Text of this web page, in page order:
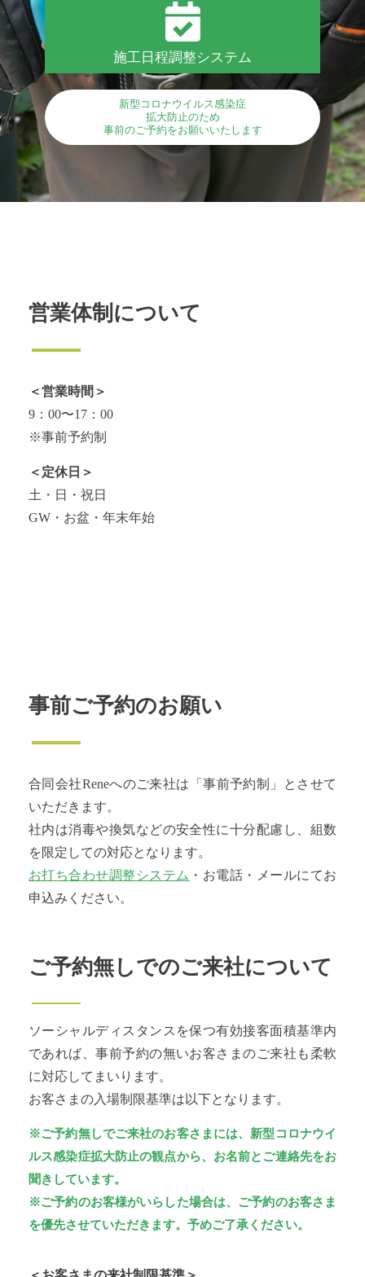
施工日程調整システム
新型コロナウイルス感染症
拡大防止のため
事前のご予約をお願いいたします
営業体制について
＜営業時間＞
9：00〜17：00
※事前予約制
＜定休日＞
土・日・祝日
GW・お盆・年末年始
事前ご予約のお願い
合同会社Reneへのご来社は「事前予約制」とさせて
いただきます。
社内は消毒や換気などの安全性に十分配慮し、組数
を限定しての対応となります。
お打ち合わせ調整システム ・お電話・メールにてお
申込みください。
ご予約無しでのご来社について
ソーシャルディスタンスを保つ有効接客面積基準内
であれば、事前予約の無いお客さまのご来社も柔軟
に対応してまいります。
お客さまの入場制限基準は以下となります。
※ご予約無しでご来社のお客さまには、新型コロナウイ
ルス感染症拡大防止の観点から、お名前とご連絡先をお
聞きしています。
※ご予約のお客様がいらした場合は、ご予約のお客さま
を優先させていただきます。予めご了承ください。